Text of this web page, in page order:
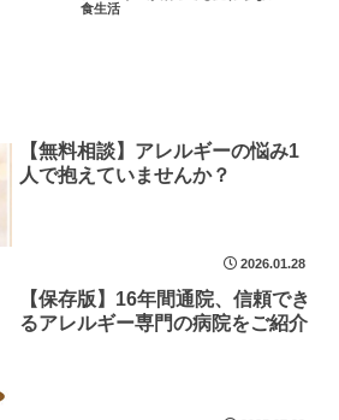
食生活
【無料相談】アレルギーの悩み1
人で抱えていませんか？
2026.01.28
【保存版】16年間通院、信頼でき
るアレルギー専門の病院をご紹介